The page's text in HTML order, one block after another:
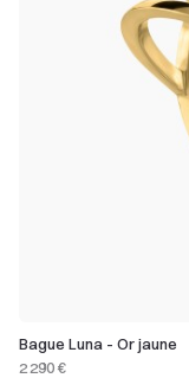
Bague Luna - Or jaune
2 290 €